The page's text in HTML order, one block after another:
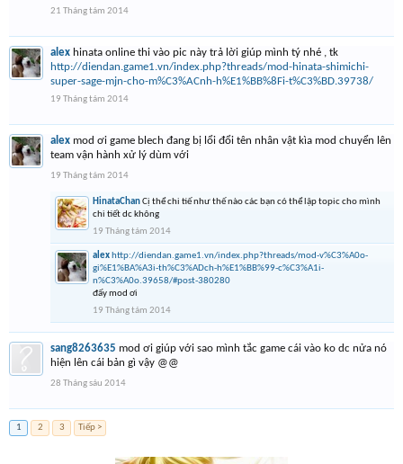
21 Tháng tám 2014
alex hinata online thi vào pic này trả lời giúp mình tý nhé , tk
http://diendan.game1.vn/index.php?threads/mod-hinata-shimichi-
super-sage-mjn-cho-m%C3%ACnh-h%E1%BB%8Fi-t%C3%BD.39738/
19 Tháng tám 2014
alex mod ơi game blech đang bị lổi đổi tên nhân vật kìa mod chuyển lên
team vận hành xử lý dùm với
19 Tháng tám 2014
HinataChanCị thể chi tiế như thế nào các bạn có thể lập topic cho mình
chi tiết dc không
19 Tháng tám 2014
alex http://diendan.game1.vn/index.php?threads/mod-v%C3%A0o-
gi%E1%BA%A3i-th%C3%ADch-h%E1%BB%99-c%C3%A1i-
n%C3%A0o.39658/#post-380280
đấy mod ơi
19 Tháng tám 2014
sang8263635 mod ơi giúp với sao mình tắc game cái vào ko dc nửa nó
hiện lên cái bản gì vậy @@
28 Tháng sáu 2014
1 2 3 Tiếp >